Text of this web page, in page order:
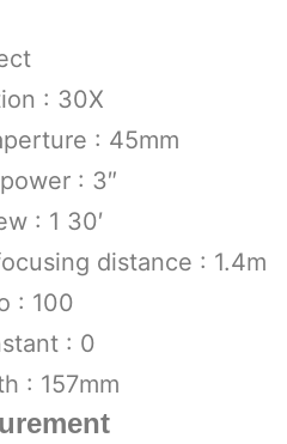
: 30X
: 45mm
: 3″
: 1 30′
distance : 1.4m
: 100
: 0
: 157mm